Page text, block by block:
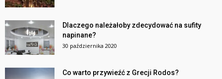
Dlaczego należałoby zdecydować na sufity
napinane?
30 października 2020
Co warto przywieźć z Grecji Rodos?